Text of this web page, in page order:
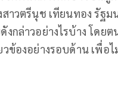
าวตรีนุช เทียนทอง รัฐม
งกล่าวอย่างไรบ้าง โดย
วข้องอย่างรอบด้าน เพื่